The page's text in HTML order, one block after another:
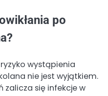
po
wystąpienia
nie jest wyjątkiem.
zalicza się infekcje w